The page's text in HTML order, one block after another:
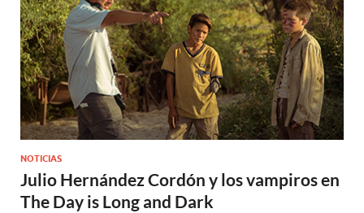
NOTICIAS
Julio Hernández Cordón y los vampiros en
The Day is Long and Dark